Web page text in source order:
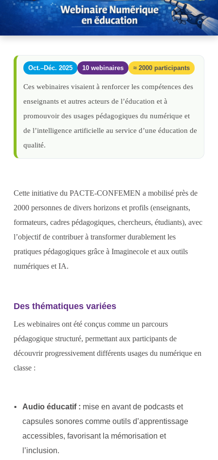
Oct.–Déc. 2025 10 webinaires ≈ 2000 participants
Ces webinaires visaient à renforcer les compétences des
enseignants et autres acteurs de l’éducation et à
promouvoir des usages pédagogiques du numérique et
de l’intelligence artificielle au service d’une éducation de
qualité.
Cette initiative du PACTE-CONFEMEN a mobilisé près de
2000 personnes de divers horizons et profils (enseignants,
formateurs, cadres pédagogiques, chercheurs, étudiants), avec
l’objectif de contribuer à transformer durablement les
pratiques pédagogiques grâce à Imaginecole et aux outils
numériques et IA.
Des thématiques variées
Les webinaires ont été conçus comme un parcours
pédagogique structuré, permettant aux participants de
découvrir progressivement différents usages du numérique en
classe :
Audio éducatif : mise en avant de podcasts et
capsules sonores comme outils d’apprentissage
accessibles, favorisant la mémorisation et
l’inclusion.